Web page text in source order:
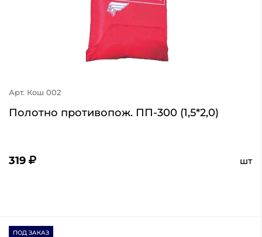
Арт. Кош 002
Полотно противопож. ПП-300 (1,5*2,0)
319 шт
ПОД ЗАКАЗ